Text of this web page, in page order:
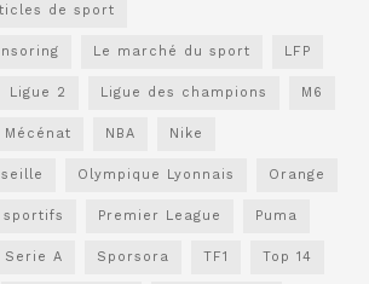
de sport
Le marché du sport LFP
Ligue 2 Ligue des champions M6
Mécénat NBA Nike
Olympique Lyonnais Orange
sportifs Premier League Puma
Serie A Sporsora TF1 Top 14